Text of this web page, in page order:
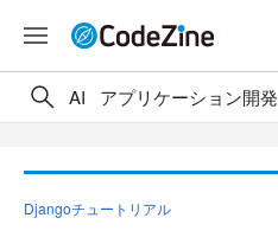
AI アプリケーション開発
Djangoチュートリアル